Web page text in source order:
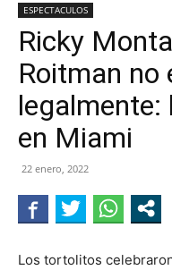
ESPECTACULOS
Ricky
Roitman no
legalmente:
en Miami
22 enero, 2022
Los tortolitos